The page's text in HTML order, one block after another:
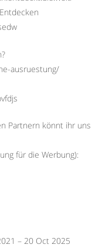
ausruestung/
Partnern könnt ihr uns
für die Werbung):
– 20 Oct 2025